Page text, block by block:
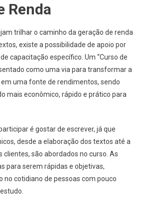
Renda
trilhar o caminho da geração de renda
existe a possibilidade de apoio por
capacitação específico. Um “Curso de
como uma via para transformar a
uma fonte de rendimentos, sendo
mais econômico, rápido e prático para
é gostar de escrever, já que
desde a elaboração dos textos até a
clientes, são abordados no curso. As
para serem rápidas e objetivas,
no cotidiano de pessoas com pouco